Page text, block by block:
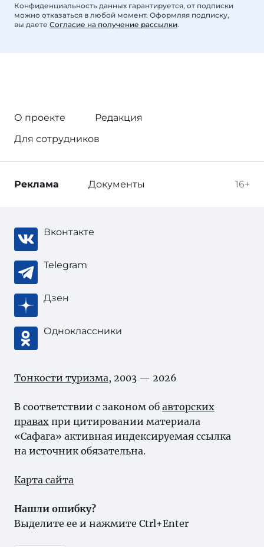
Конфиденциальность данных гарантируется, от подписки
можно отказаться в любой момент. Оформляя подписку,
вы даете Согласие на получение рассылки.
О проекте
Редакция
Для сотрудников
16+
Реклама Документы
Вконтакте
Telegram
Дзен
Одноклассники
Тонкости туризма, 2003 — 2026
В соответствии с законом об авторских
правах при цитировании материала
«Сафага» активная индексируемая ссылка
на источник обязательна.
Карта сайта
Нашли ошибку?
Выделите ее и нажмите Ctrl+Enter